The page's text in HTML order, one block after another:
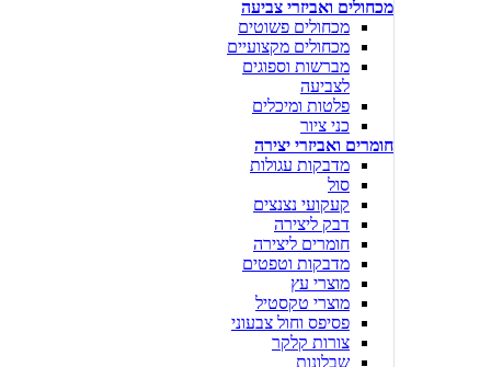
מכחולים ואביזרי צביעה
מכחולים פשוטים
מכחולים מקצועיים
מברשות וספוגים
לצביעה
פלטות ומיכלים
כני ציור
חומרים ואביזרי יצירה
מדבקות עגולות
סול
קעקועי נצנצים
דבק ליצירה
חומרים ליצירה
מדבקות וטפטים
מוצרי עץ
מוצרי טקסטיל
פסיפס וחול צבעוני
צורות קלקר
שבלונות